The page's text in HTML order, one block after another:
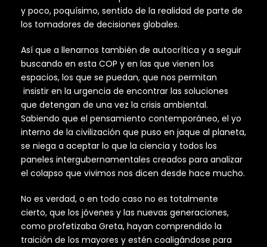
y poco, poquísimo, sentido de la realidad de parte de
los tomadores de decisiones globales.
Así que a llenarnos también de autocrítica y a seguir
buscando en esta COP y en las que vienen los
espacios, los que se puedan, que nos permitan
insistir en la urgencia de encontrar las soluciones
que detengan de una vez la crisis ambiental.
Sabiendo que el pensamiento contemporáneo, el yo
interno de la civilización que puso en jaque al planeta,
se niega a aceptar lo que la ciencia y todos los
paneles intergubernamentales creados para analizar
el colapso que vivimos nos dicen desde hace mucho.
No es verdad, o en todo caso no es totalmente
cierto, que los jóvenes y las nuevas generaciones,
como profetizaba Greta, hayan comprendido la
traición de los mayores y estén coaligándose para